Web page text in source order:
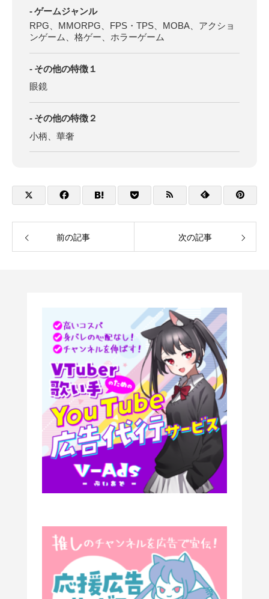
ゲームジャンル
RPG、MMORPG、FPS・TPS、MOBA、アクショ
ンゲーム、格ゲー、ホラーゲーム
その他の特徴１
眼鏡
その他の特徴２
小柄、華奢
前の記事 次の記事